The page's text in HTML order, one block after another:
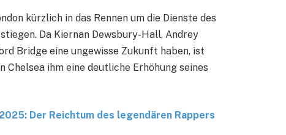
kürzlich in das Rennen um die Dienste des
Da Kiernan Dewsbury-Hall, Andrey
Bridge eine ungewisse Zukunft haben, ist
Chelsea ihm eine deutliche Erhöhung seines
Der Reichtum des legendären Rappers